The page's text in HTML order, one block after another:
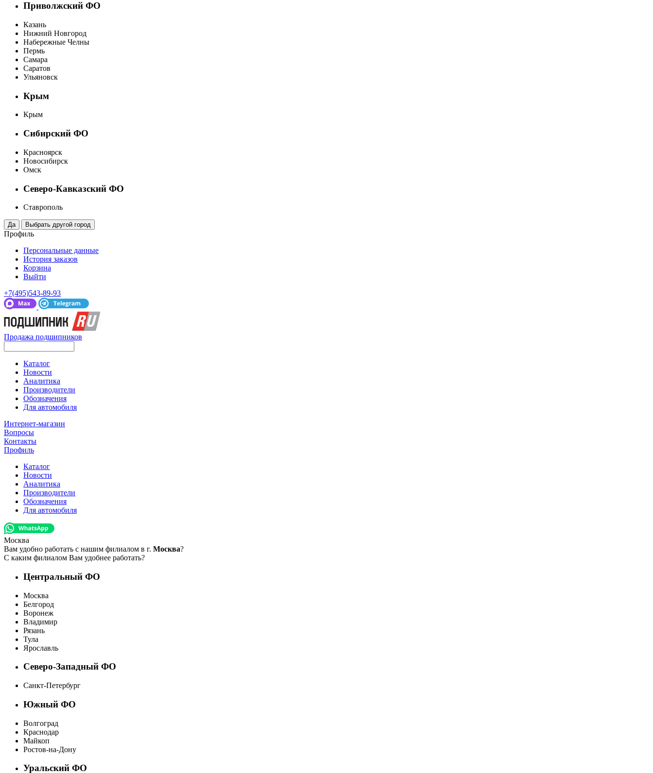
Приволжский ФО
Казань
Нижний Новгород
Набережные Челны
Пермь
Самара
Саратов
Ульяновск
Крым
Крым
Сибирский ФО
Красноярск
Новосибирск
Омск
Северо-Кавказский ФО
Ставрополь
Профиль
Персональные данные
История заказов
Корзина
Выйти
+7(495)543-89-93
Продажа подшипников
Каталог
Новости
Аналитика
Производители
Обозначения
Для автомобиля
Интернет-магазин
Вопросы
Контакты
Профиль
Каталог
Новости
Аналитика
Производители
Обозначения
Для автомобиля
Москва
Вам удобно работать с нашим филиалом в г. Москва?
С каким филиалом Вам удобнее работать?
Центральный ФО
Москва
Белгород
Воронеж
Владимир
Рязань
Тула
Ярославль
Северо-Западный ФО
Санкт-Петербург
Южный ФО
Волгоград
Краснодар
Майкоп
Ростов-на-Дону
Уральский ФО